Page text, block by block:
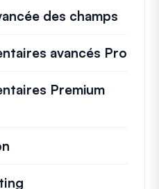
des champs
avancés Pro
Premium